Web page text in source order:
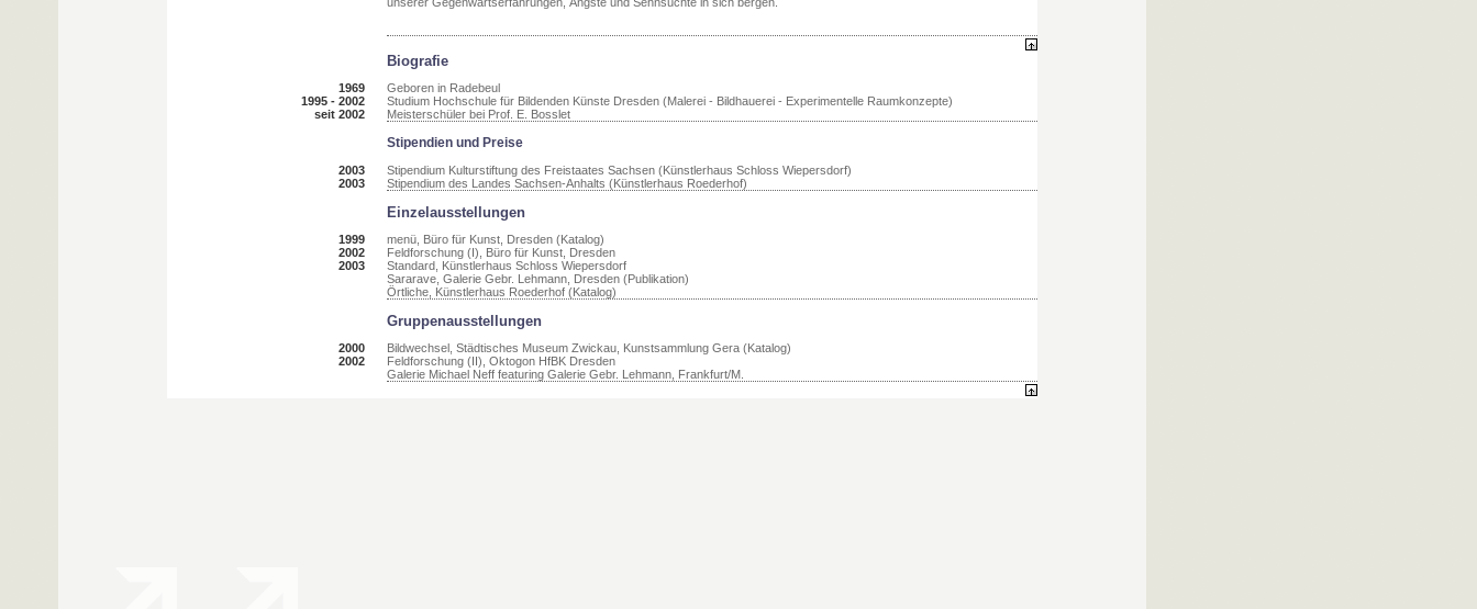
Biografie
1969
Geboren in Radebeul
1995 - 2002
Studium Hochschule für Bildenden Künste Dresden (Malerei - Bildhauerei - Experimentelle Raumkonzepte)
seit 2002
Meisterschüler bei Prof. E. Bosslet
Stipendien und Preise
2003
Stipendium Kulturstiftung des Freistaates Sachsen (Künstlerhaus Schloss Wiepersdorf)
2003
Stipendium des Landes Sachsen-Anhalts (Künstlerhaus Roederhof)
Einzelausstellungen
1999
menü, Büro für Kunst, Dresden (Katalog)
2002
Feldforschung (I), Büro für Kunst, Dresden
2003
Standard, Künstlerhaus Schloss Wiepersdorf
Sararave, Galerie Gebr. Lehmann, Dresden (Publikation)
Örtliche, Künstlerhaus Roederhof (Katalog)
Gruppenausstellungen
2000
Bildwechsel, Städtisches Museum Zwickau, Kunstsammlung Gera (Katalog)
2002
Feldforschung (II), Oktogon HfBK Dresden
Galerie Michael Neff featuring Galerie Gebr. Lehmann, Frankfurt/M.